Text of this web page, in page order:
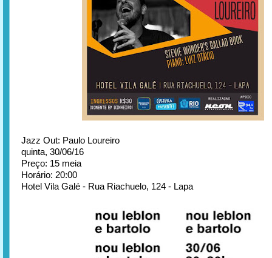
Jazz Out: Paulo Loureiro
quinta, 30/06/16
Preço: 15 meia
Horário: 20:00
Hotel Vila Galé - Rua Riachuelo, 124 - Lapa